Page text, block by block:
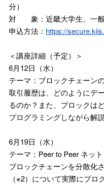
分）
対 象：近畿大学生、一般
申込方法： https://
＜講座詳細（予定）＞
6月12日（水）
テーマ：ブロックチェーン
取引履歴は、どのようにデ
るのか？また、ブロックは
プログラミングしながら解説
6月19日（水）
テーマ：Peer to Peer ネッ
ブロックチェーンを分散化
（※2）について実際にプロ